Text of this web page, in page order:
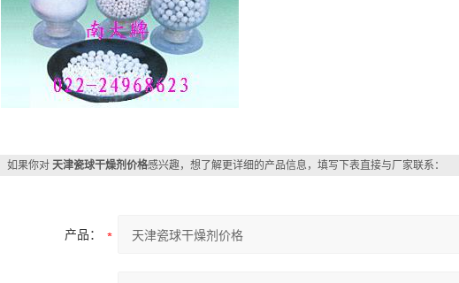
如果你对 天津瓷球干燥剂价格感兴趣，想了解更详细的产品信息，填写下表直接与厂家联系：
产品：